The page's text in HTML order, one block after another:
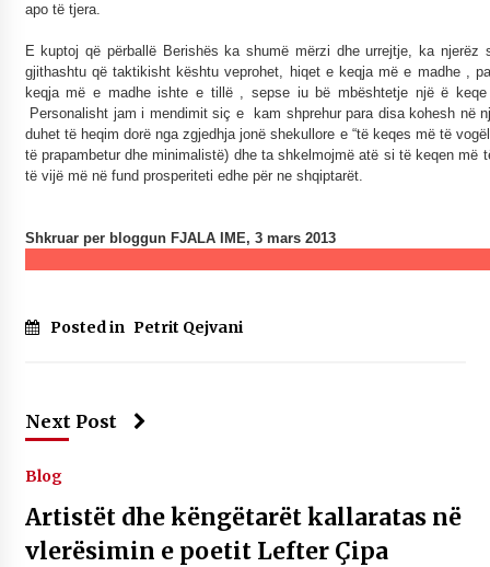
apo të tjera.
E kuptoj që përballë Berishës ka shumë mërzi dhe urrejtje, ka njerëz
gjithashtu që taktikisht kështu veprohet, hiqet e keqja më e madhe ,
keqja më e madhe ishte e tillë , sepse iu bë mbështetje një ë keqe
Personalisht jam i mendimit siç e kam shprehur para disa kohesh në
duhet të heqim dorë nga zgjedhja jonë shekullore e “të keqes më të
të prapambetur dhe minimalistë) dhe ta shkelmojmë atë si të keqen më
të vijë më në fund prosperiteti edhe për ne shqiptarët.
Shkruar per bloggun FJALA IME, 3 mars 2013
Posted in Petrit Qejvani
Next Post
Blog
Artistët dhe këngëtarët kallaratas në
vlerësimin e poetit Lefter Çipa